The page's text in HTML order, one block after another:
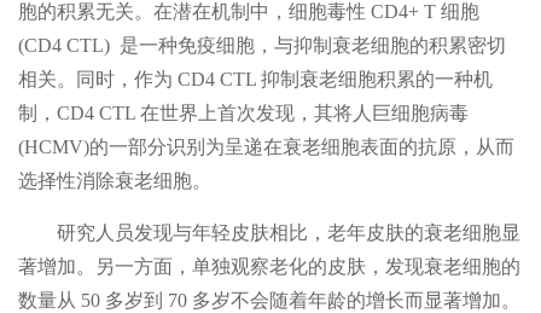
胞的积累无关。在潜在机制中，细胞毒性 CD4+ T 细胞
(CD4 CTL) 是一种免疫细胞，与抑制衰老细胞的积累密切
相关。同时，作为 CD4 CTL 抑制衰老细胞积累的一种机
制，CD4 CTL 在世界上首次发现，其将人巨细胞病毒
(HCMV)的一部分识别为呈递在衰老细胞表面的抗原，从而
选择性消除衰老细胞。
研究人员发现与年轻皮肤相比，老年皮肤的衰老细胞显
著增加。另一方面，单独观察老化的皮肤，发现衰老细胞的
数量从 50 多岁到 70 多岁不会随着年龄的增长而显著增加。